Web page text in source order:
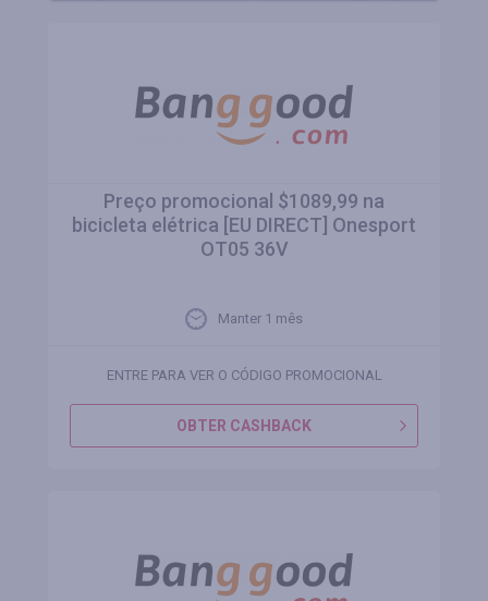
Preço promocional $1089,99 na
bicicleta elétrica [EU DIRECT] Onesport
OT05 36V
Manter 1 mês
ENTRE PARA VER O CÓDIGO PROMOCIONAL
OBTER CASHBACK